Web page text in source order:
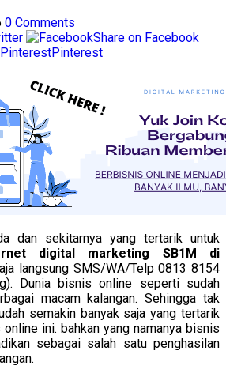
0 Comments
Share on Facebook
Pinterest
dan sekitarnya yang tertarik untuk
digital marketing SB1M di
langsung SMS/WA/Telp 0813 8154
Dunia bisnis online seperti sudah
macam kalangan. Sehingga tak
semakin banyak saja yang tertarik
ini. bahkan yang namanya bisnis
sebagai salah satu penghasilan